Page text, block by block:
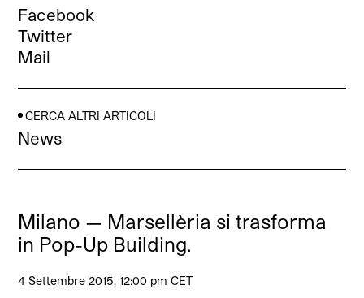
Facebook
Twitter
Mail
CERCA ALTRI ARTICOLI
News
Milano — Marsellèria si trasforma
in Pop-Up Building.
4 Settembre 2015, 12:00 pm CET